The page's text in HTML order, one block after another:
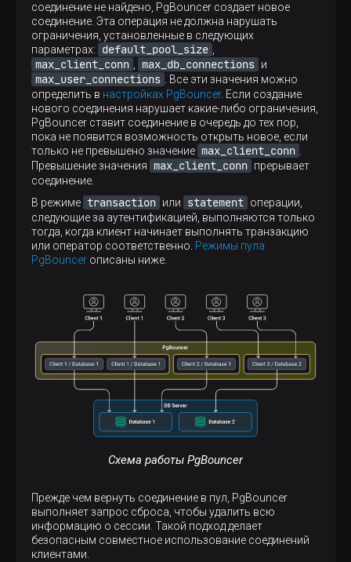
соединение не найдено, PgBouncer создает новое
соединение. Эта операция не должна нарушать
ограничения, установленные в следующих
параметрах:
default_pool_size
max_client_conn max_db_connections и
max_user_connections
. Все эти значения можно
определить в настройках PgBouncer. Если создание
нового соединения нарушает какие-либо ограничения,
PgBouncer ставит соединение в очередь до тех пор,
пока не появится возможность открыть новое, если
только не превышено значение max_client_conn
Превышение значения max_client_conn прерывает
соединение.
В режиме transaction или statement операции,
следующие за аутентификацией, выполняются только
тогда, когда клиент начинает выполнять транзакцию
или оператор соответственно. Режимы пула
PgBouncer описаны ниже.
Схема работы PgBouncer
Прежде чем вернуть соединение в пул, PgBouncer
выполняет запрос сброса, чтобы удалить всю
информацию о сессии. Такой подход делает
безопасным совместное использование соединений
клиентами.